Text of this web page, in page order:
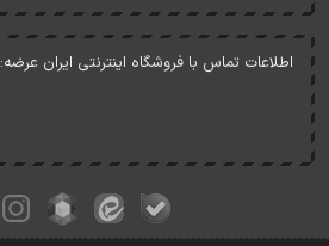
اطلاعات تماس با فروشگاه اینترنتی ایران عرضه: